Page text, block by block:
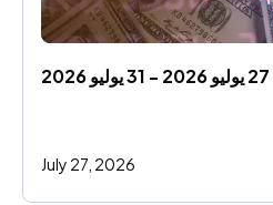
July 27, 2026